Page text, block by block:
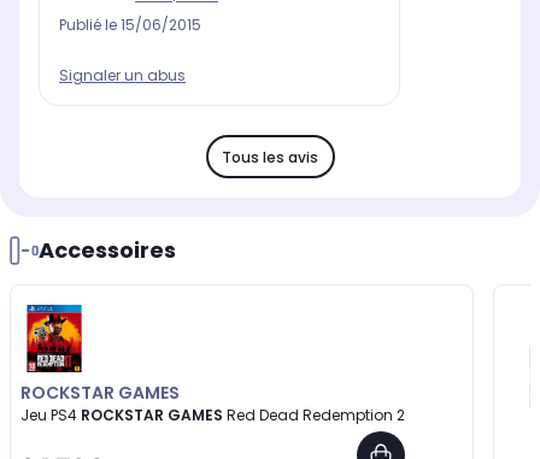
Publié le15/06/2015
Signaler un abus
Tous les avis
Accessoires
ROCKSTAR GAMES
Jeu PS4 ROCKSTAR GAMES Red Dead Redemption 2